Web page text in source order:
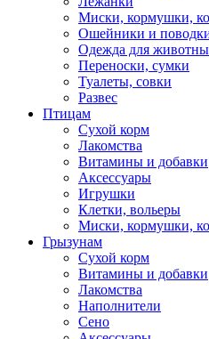
Миски, кормушки,
Ошейники и
Одежда для
Переноски, сумки
Туалеты, совки
Развес
Птицам
Сухой корм
Лакомства
Витамины и добавки
Аксессуары
Игрушки
Клетки, вольеры
Миски, кормушки,
Грызунам
Сухой корм
Витамины и добавки
Лакомства
Наполнители
Сено